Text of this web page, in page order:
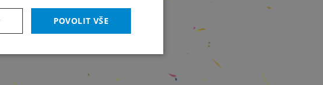
POVOLIT VŠE